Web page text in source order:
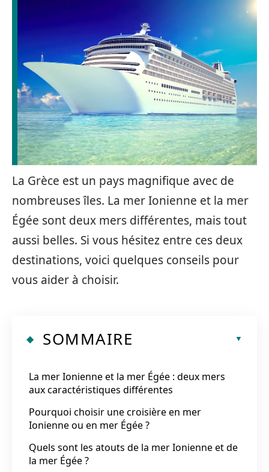
La Grèce est un pays magnifique avec de
nombreuses îles. La mer Ionienne et la mer
Égée sont deux mers différentes, mais tout
aussi belles. Si vous hésitez entre ces deux
destinations, voici quelques conseils pour
vous aider à choisir.
SOMMAIRE
La mer Ionienne et la mer Égée : deux mers
aux caractéristiques différentes
Pourquoi choisir une croisière en mer
Ionienne ou en mer Égée ?
Quels sont les atouts de la mer Ionienne et de
la mer Égée ?